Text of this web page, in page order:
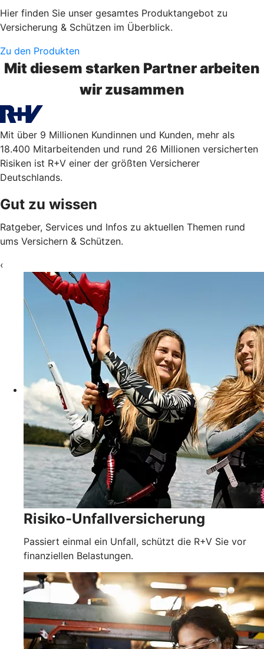
Hier finden Sie unser gesamtes Produktangebot zu
Versicherung & Schützen im Überblick.
Zu den Produkten
Mit diesem starken Partner arbeiten
wir zusammen
Mit über 9 Millionen Kundinnen und Kunden, mehr als
18.400 Mitarbeitenden und rund 26 Millionen versicherten
Risiken ist R+V einer der größten Versicherer
Deutschlands.
Gut zu wissen
Ratgeber, Services und Infos zu aktuellen Themen rund
ums Versichern & Schützen.
‹
Risiko-Unfallversicherung
Passiert einmal ein Unfall, schützt die R+V Sie vor
finanziellen Belastungen.